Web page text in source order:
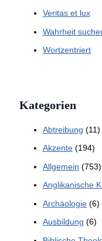
Veritas et lux
Wahrheit
Wortzentriert
Kategorien
Abtreibung (11)
Akzente(194)
Allgemein (753)
Anglikanische
Archäologie(6)
Ausbildung (6)